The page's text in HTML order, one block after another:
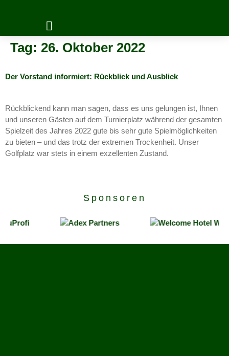
Tag: 26. Oktober 2022
Der Vorstand informiert: Rückblick und Ausblick
Rückblickend kann man sagen, dass es uns gelungen ist, Ihnen
und unseren Gästen auf dem Turnierplatz während der gesamten
Spielzeit des Jahres 2022 gute bis sehr gute Spielmöglichkeiten
zu bieten – und das trotz der extremen Trockenheit. Unser
Golfplatz war stets in einem exzellenten Zustand.
Sponsoren